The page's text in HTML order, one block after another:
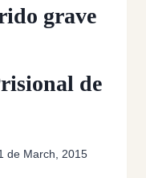
grave
de
de March, 2015